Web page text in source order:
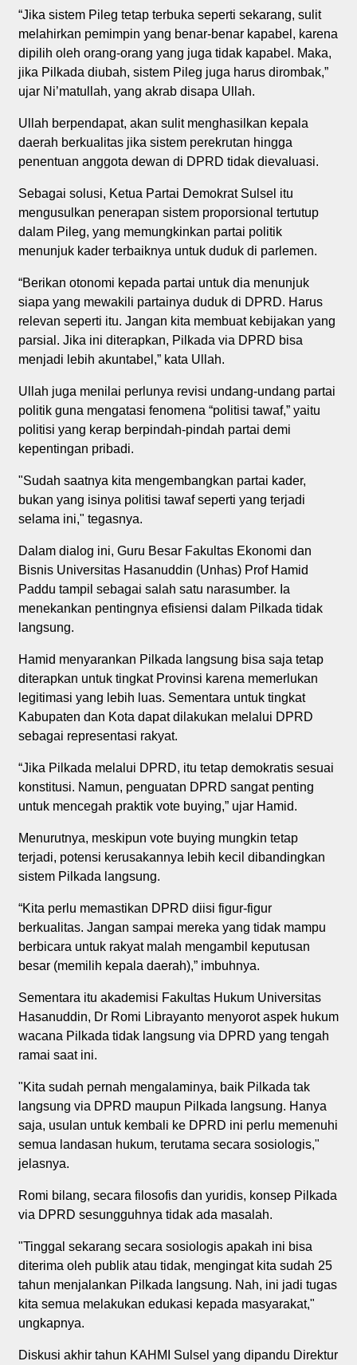
“Jika sistem Pileg tetap terbuka seperti sekarang, sulit
melahirkan pemimpin yang benar-benar kapabel, karena
dipilih oleh orang-orang yang juga tidak kapabel. Maka,
jika Pilkada diubah, sistem Pileg juga harus dirombak,”
ujar Ni’matullah, yang akrab disapa Ullah.
Ullah berpendapat, akan sulit menghasilkan kepala
daerah berkualitas jika sistem perekrutan hingga
penentuan anggota dewan di DPRD tidak dievaluasi.
Sebagai solusi, Ketua Partai Demokrat Sulsel itu
mengusulkan penerapan sistem proporsional tertutup
dalam Pileg, yang memungkinkan partai politik
menunjuk kader terbaiknya untuk duduk di parlemen.
“Berikan otonomi kepada partai untuk dia menunjuk
siapa yang mewakili partainya duduk di DPRD. Harus
relevan seperti itu. Jangan kita membuat kebijakan yang
parsial. Jika ini diterapkan, Pilkada via DPRD bisa
menjadi lebih akuntabel,” kata Ullah.
Ullah juga menilai perlunya revisi undang-undang partai
politik guna mengatasi fenomena “politisi tawaf,” yaitu
politisi yang kerap berpindah-pindah partai demi
kepentingan pribadi.
"Sudah saatnya kita mengembangkan partai kader,
bukan yang isinya politisi tawaf seperti yang terjadi
selama ini," tegasnya.
Dalam dialog ini, Guru Besar Fakultas Ekonomi dan
Bisnis Universitas Hasanuddin (Unhas) Prof Hamid
Paddu tampil sebagai salah satu narasumber. Ia
menekankan pentingnya efisiensi dalam Pilkada tidak
langsung.
Hamid menyarankan Pilkada langsung bisa saja tetap
diterapkan untuk tingkat Provinsi karena memerlukan
legitimasi yang lebih luas. Sementara untuk tingkat
Kabupaten dan Kota dapat dilakukan melalui DPRD
sebagai representasi rakyat.
“Jika Pilkada melalui DPRD, itu tetap demokratis sesuai
konstitusi. Namun, penguatan DPRD sangat penting
untuk mencegah praktik vote buying,” ujar Hamid.
Menurutnya, meskipun vote buying mungkin tetap
terjadi, potensi kerusakannya lebih kecil dibandingkan
sistem Pilkada langsung.
“Kita perlu memastikan DPRD diisi figur-figur
berkualitas. Jangan sampai mereka yang tidak mampu
berbicara untuk rakyat malah mengambil keputusan
besar (memilih kepala daerah),” imbuhnya.
Sementara itu akademisi Fakultas Hukum Universitas
Hasanuddin, Dr Romi Librayanto menyorot aspek hukum
wacana Pilkada tidak langsung via DPRD yang tengah
ramai saat ini.
"Kita sudah pernah mengalaminya, baik Pilkada tak
langsung via DPRD maupun Pilkada langsung. Hanya
saja, usulan untuk kembali ke DPRD ini perlu memenuhi
semua landasan hukum, terutama secara sosiologis,"
jelasnya.
Romi bilang, secara filosofis dan yuridis, konsep Pilkada
via DPRD sesungguhnya tidak ada masalah.
"Tinggal sekarang secara sosiologis apakah ini bisa
diterima oleh publik atau tidak, mengingat kita sudah 25
tahun menjalankan Pilkada langsung. Nah, ini jadi tugas
kita semua melakukan edukasi kepada masyarakat,"
ungkapnya.
Diskusi akhir tahun KAHMI Sulsel yang dipandu Direktur